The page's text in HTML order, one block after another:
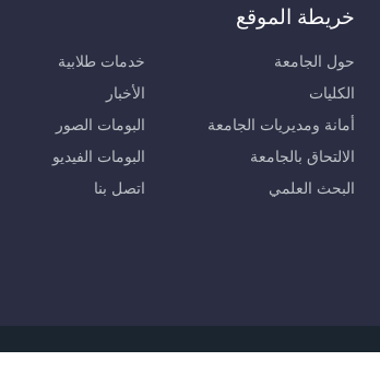
خريطة الموقع
حول الجامعة
الكليات
أمانة ومديريات الجامعة
الالتحاق بالجامعة
البحث العلمي
خدمات طلابية
الأخبار
البومات الصور
البومات الفيديو
اتصل بنا
الخاصة للعلوم والتكنولوجيا © 2026, مديرية نظم المعلومات والاتصالات.